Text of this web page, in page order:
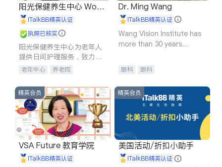
阳光保健养生中心 World
shine
iTalkBB精英认证
执照已核实
阳光保健养生中心为老年人
提供日间护理服务，致力于
通过持续的护理创新来有效
老年中心 养老院
Dr. Ming Wang
iTalkBB精英认证
Wang Vision Institute has
more than 30 years
眼科 眼科
精英会员
VSA Future 教育学院
iTalkBB精英认证
精英会员
美国活动/折扣小助手
iTalkBB精英认证